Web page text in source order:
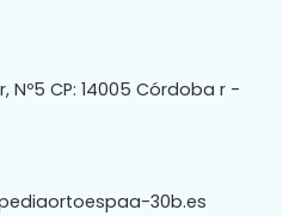
Nº5 CP: 14005 Córdoba r -
30b.es